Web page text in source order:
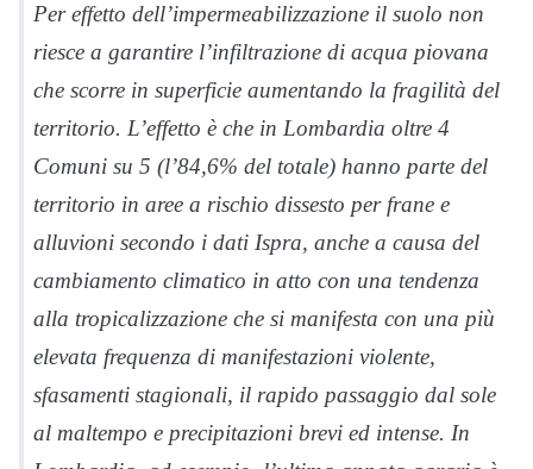
Per effetto dell’impermeabilizzazione il suolo non
riesce a garantire l’infiltrazione di acqua piovana
che scorre in superficie aumentando la fragilità del
territorio. L’effetto è che in Lombardia oltre 4
Comuni su 5 (l’84,6% del totale) hanno parte del
territorio in aree a rischio dissesto per frane e
alluvioni secondo i dati Ispra, anche a causa del
cambiamento climatico in atto con una tendenza
alla tropicalizzazione che si manifesta con una più
elevata frequenza di manifestazioni violente,
sfasamenti stagionali, il rapido passaggio dal sole
al maltempo e precipitazioni brevi ed intense. In